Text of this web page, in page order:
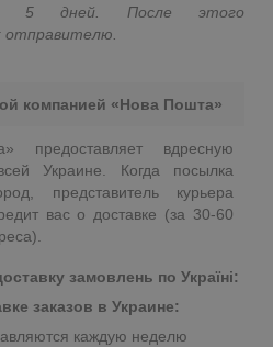
5 дней. После этого
отправителю.
компанией «Нова Пошта»
предоставляет вдресную
Украине. Когда посылка
представитель курьера
вас о доставке (за 30-60
замовлень по Україні:
заказов в Украине:
каждую неделю